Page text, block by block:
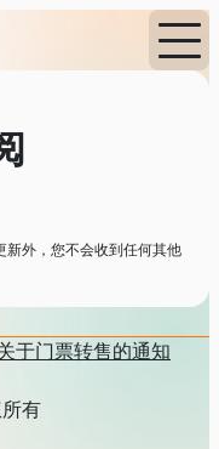
新外，您不会收到任何其他
于门票转售的通知
有